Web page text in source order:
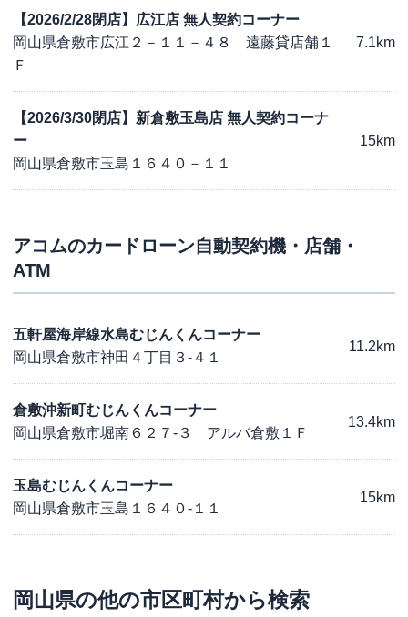
【2026/2/28閉店】広江店 無人契約コーナー
岡山県倉敷市広江２－１１－４８ 遠藤貸店舗１
Ｆ
7.1km
【2026/3/30閉店】新倉敷玉島店 無人契約コーナ
ー
岡山県倉敷市玉島１６４０－１１
15km
アコムのカードローン自動契約機・店舗・
ATM
五軒屋海岸線水島むじんくんコーナー
岡山県倉敷市神田４丁目３-４１
11.2km
倉敷沖新町むじんくんコーナー
岡山県倉敷市堀南６２７-３ アルバ倉敷１Ｆ
13.4km
玉島むじんくんコーナー
岡山県倉敷市玉島１６４０-１１
15km
岡山県の他の市区町村から検索